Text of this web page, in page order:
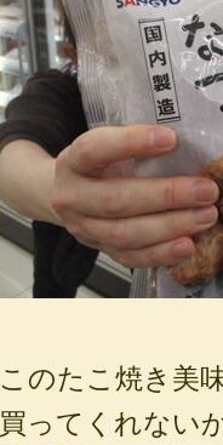
このたこ焼き美
買ってくれない